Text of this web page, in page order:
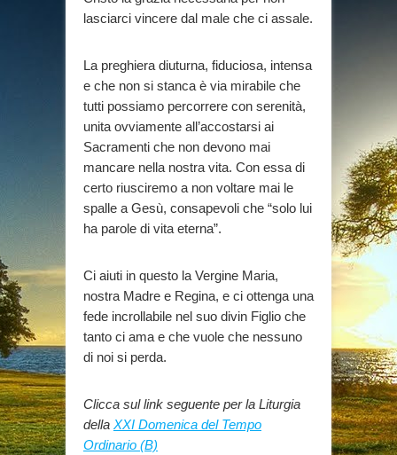
lasciarci vincere dal male che ci assale.
La preghiera diuturna, fiduciosa, intensa
e che non si stanca è via mirabile che
tutti possiamo percorrere con serenità,
unita ovviamente all’accostarsi ai
Sacramenti che non devono mai
mancare nella nostra vita. Con essa di
certo riusciremo a non voltare mai le
spalle a Gesù, consapevoli che “solo lui
ha parole di vita eterna”.
Ci aiuti in questo la Vergine Maria,
nostra Madre e Regina, e ci ottenga una
fede incrollabile nel suo divin Figlio che
tanto ci ama e che vuole che nessuno
di noi si perda.
Clicca sul link seguente per la Liturgia
della XXI Domenica del Tempo
Ordinario (B)